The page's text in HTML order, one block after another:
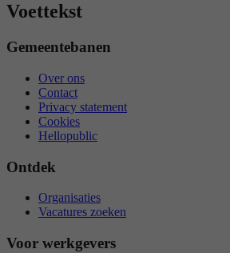
Voettekst
Gemeentebanen
Over ons
Contact
Privacy statement
Cookies
Hellopublic
Ontdek
Organisaties
Vacatures zoeken
Voor werkgevers